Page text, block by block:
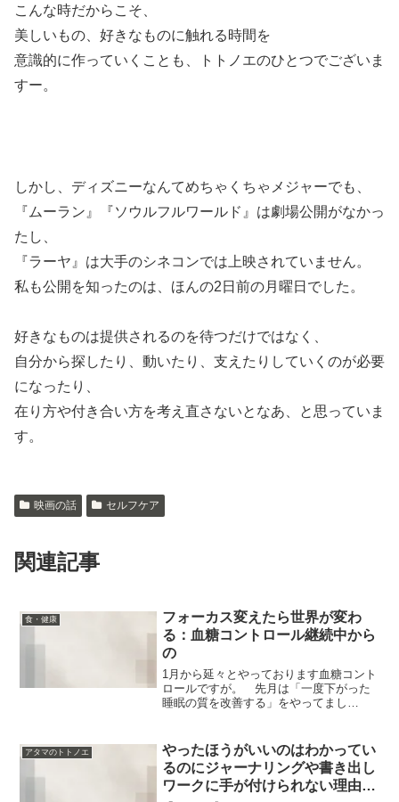
こんな時だからこそ、
美しいもの、好きなものに触れる時間を
意識的に作っていくことも、トトノエのひとつでございま
すー。
しかし、ディズニーなんてめちゃくちゃメジャーでも、
『ムーラン』『ソウルフルワールド』は劇場公開がなかっ
たし、
『ラーヤ』は大手のシネコンでは上映されていません。
私も公開を知ったのは、ほんの2日前の月曜日でした。
好きなものは提供されるのを待つだけではなく、
自分から探したり、動いたり、支えたりしていくのが必要
になったり、
在り方や付き合い方を考え直さないとなあ、と思っていま
す。
映画の話 セルフケア
関連記事
食・健康
フォーカス変えたら世界が変わ
る：血糖コントロール継続中から
の
1月から延々とやっております血糖コント
ロールですが。 先月は「一度下がった
睡眠の質を改善する」をやってまし
た。本当に食事で睡眠が変わるからオド
ロキ…そして今、検証してい...
アタマのトトノエ
やったほうがいいのはわかってい
るのにジャーナリングや書き出し
ワークに手が付けられない理由：